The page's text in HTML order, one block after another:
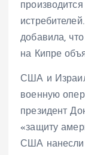
добавила,
на Кипре
США и
военную
президент
«защиту
США нанесли